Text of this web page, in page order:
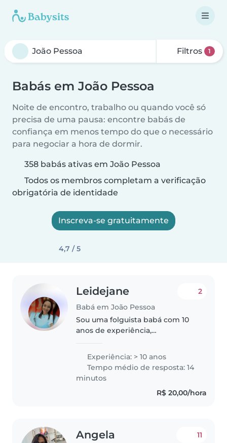
Filtros 1
Babás em João Pessoa
Noite de encontro, trabalho ou quando você só
precisa de uma pausa: encontre babás de
confiança em menos tempo do que o necessário
para negociar a hora de dormir.
358 babás ativas em João Pessoa
Todos os membros completam a verificação
obrigatória de identidade
Inscreva-se gratuitamente
4,7 / 5
Leidejane
Babá em João Pessoa
2
Sou uma folguista babá com 10
anos de experiência,
paciente, calma e gosto de fazer
atividades musicais com as
crianças. Tenho experiência em
cuidar de..
Experiência: > 10 anos
Tempo médio de resposta: 14
minutos
R$ 20,00/hora
Angela 11